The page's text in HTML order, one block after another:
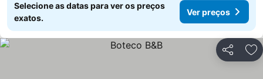
Selecione as datas para ver os preços
exatos.
Ver preços
Partilhar